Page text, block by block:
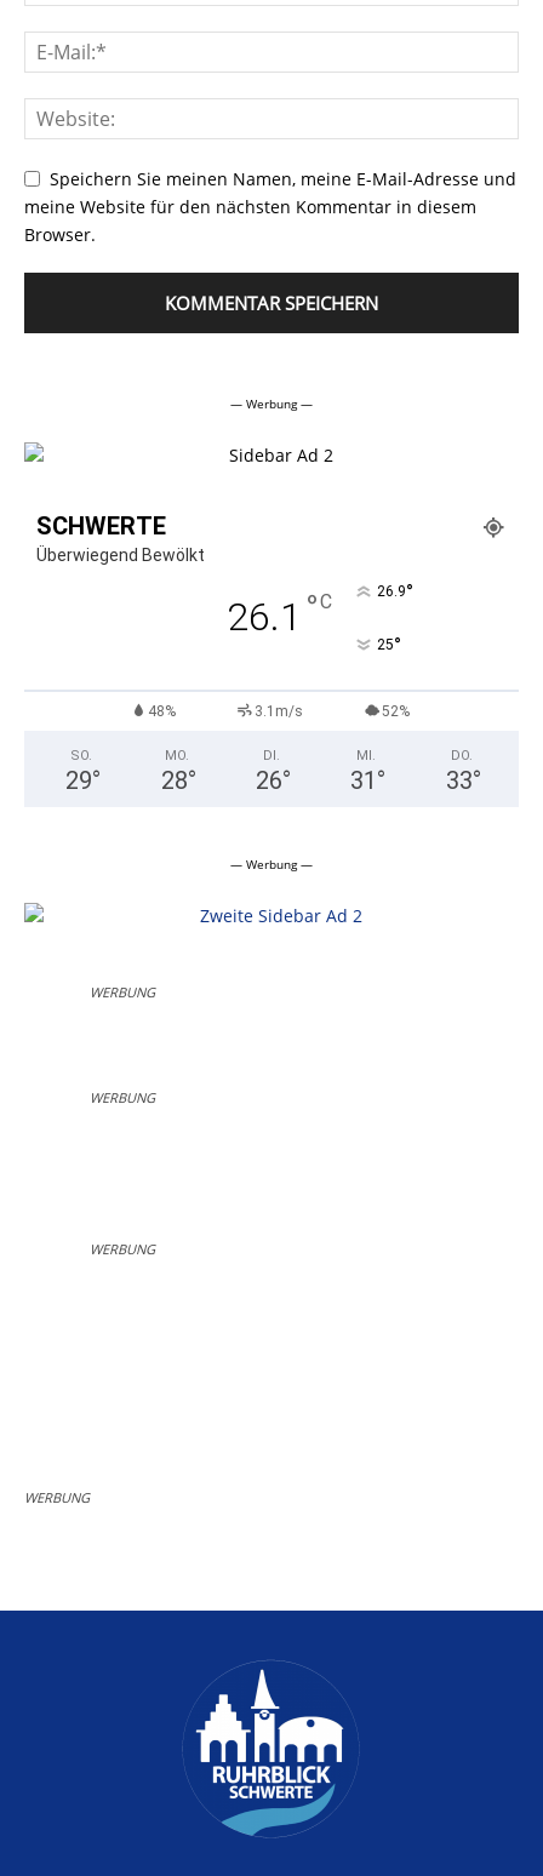
Speichern Sie meinen Namen, meine E-Mail-Adresse und
meine Website für den nächsten Kommentar in diesem
Browser.
— Werbung —
SCHWERTE
Überwiegend Bewölkt
26.1 °C 26.9°
25°
48% 3.1m/s 52%
SO.
29°
MO.
28°
DI.
26°
MI.
31 °
DO.
33°
— Werbung —
WERBUNG
WERBUNG
WERBUNG
WERBUNG